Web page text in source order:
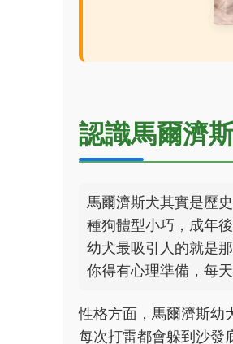
認識馬爾濟
馬爾濟斯犬其實是歷
種狗體型小巧，成年
幼犬最吸引人的就是
你得有心理準備，每
性格方面，馬爾濟斯幼
每次打雷都會躲到沙發